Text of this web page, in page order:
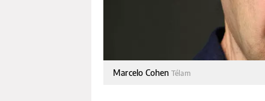
Marcelo Cohen Télam